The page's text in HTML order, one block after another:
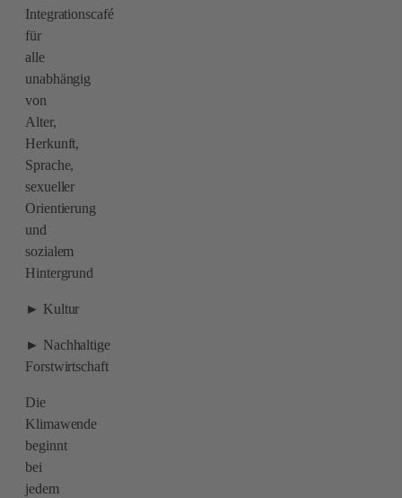
Integrationscafé
für
alle
unabhängig
von
Alter,
Herkunft,
Sprache,
sexueller
Orientierung
und
sozialem
Hintergrund
► Kultur
► Nachhaltige
Forstwirtschaft
Die
Klimawende
beginnt
bei
jedem